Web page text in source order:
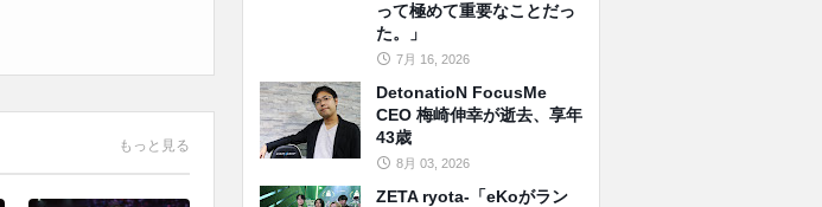
もっと見る
って極めて重要なことだっ
た。」
7月 16, 2026
DetonatioN FocusMe
CEO 梅崎伸幸が逝去、享年
43歳
8月 03, 2026
ZETA ryota-「eKoがラン